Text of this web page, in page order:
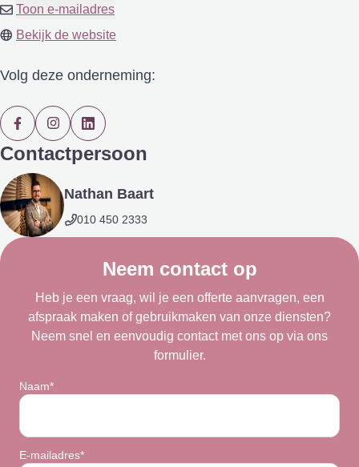
Toon e-mailadres
Bekijk de website
Volg deze onderneming:
Contactpersoon
Nathan Baart
010 450 2333
Neem contact op
Heb je een vraag, wil je een offerte aanvragen, een
afspraak maken of gebruikmaken van onze diensten?
Neem snel en eenvoudig contact met ons op via ons
formulier.
Naam*
E-mailadres*